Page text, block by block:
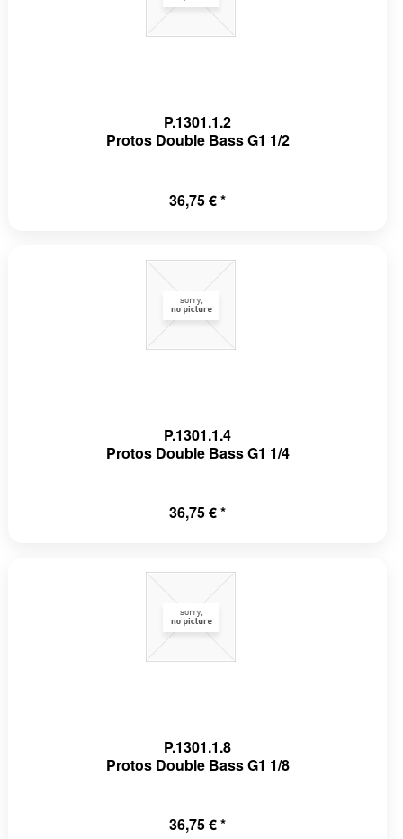
P.1301.1.2
Protos Double Bass G1 1/2
36,75 € *
P.1301.1.4
Protos Double Bass G1 1/4
36,75 € *
P.1301.1.8
Protos Double Bass G1 1/8
36,75 € *